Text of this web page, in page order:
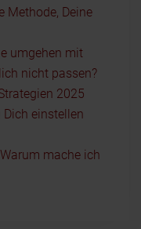
Methode, Deine
umgehen mit
nicht passen?
2025
einstellen
mache ich